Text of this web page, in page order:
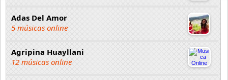
Adas Del Amor
5 músicas online
Agripina Huayllani
12 músicas online